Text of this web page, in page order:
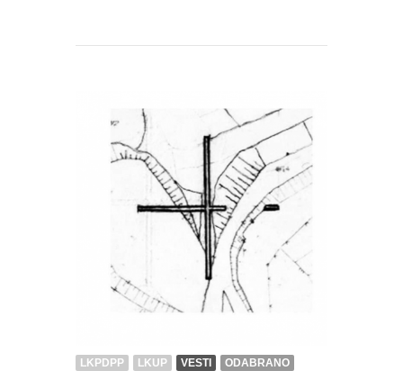
LKPDPP LKUP VESTI
ODABRANO